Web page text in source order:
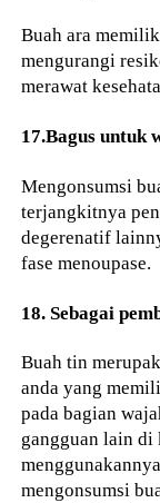
Buah ara
mengurangi
merawat
17.Bagus untuk
Mengonsumsi
terjangkitnya
degerenatif
fase menoupase.
18. Sebagai
Buah tin
anda yang
pada bagian
gangguan lain di
mengonsumsi